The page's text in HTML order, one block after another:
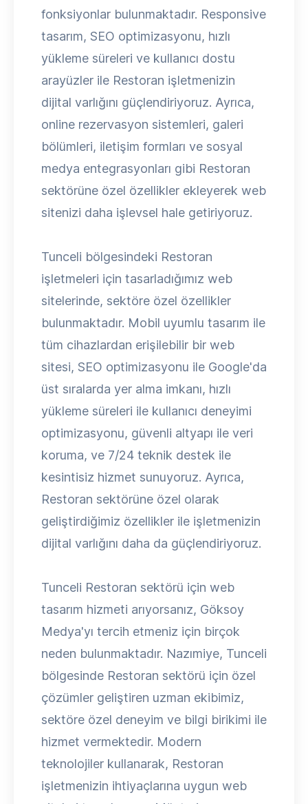
fonksiyonlar bulunmaktadır. Responsive
tasarım, SEO optimizasyonu, hızlı
yükleme süreleri ve kullanıcı dostu
arayüzler ile Restoran işletmenizin
dijital varlığını güçlendiriyoruz. Ayrıca,
online rezervasyon sistemleri, galeri
bölümleri, iletişim formları ve sosyal
medya entegrasyonları gibi Restoran
sektörüne özel özellikler ekleyerek web
sitenizi daha işlevsel hale getiriyoruz.
Tunceli bölgesindeki Restoran
işletmeleri için tasarladığımız web
sitelerinde, sektöre özel özellikler
bulunmaktadır. Mobil uyumlu tasarım ile
tüm cihazlardan erişilebilir bir web
sitesi, SEO optimizasyonu ile Google'da
üst sıralarda yer alma imkanı, hızlı
yükleme süreleri ile kullanıcı deneyimi
optimizasyonu, güvenli altyapı ile veri
koruma, ve 7/24 teknik destek ile
kesintisiz hizmet sunuyoruz. Ayrıca,
Restoran sektörüne özel olarak
geliştirdiğimiz özellikler ile işletmenizin
dijital varlığını daha da güçlendiriyoruz.
Tunceli Restoran sektörü için web
tasarım hizmeti arıyorsanız, Göksoy
Medya'yı tercih etmeniz için birçok
neden bulunmaktadır. Nazımiye, Tunceli
bölgesinde Restoran sektörü için özel
çözümler geliştiren uzman ekibimiz,
sektöre özel deneyim ve bilgi birikimi ile
hizmet vermektedir. Modern
teknolojiler kullanarak, Restoran
işletmenizin ihtiyaçlarına uygun web